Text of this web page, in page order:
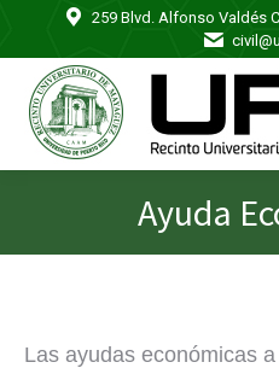
259 Blvd. Alfonso Valdés
Ayuda
You
Las ayudas económicas